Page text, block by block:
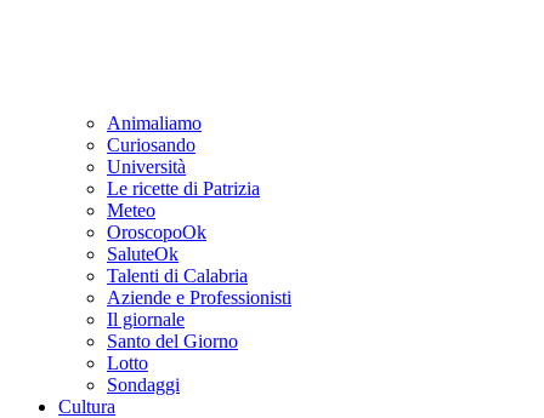
Animaliamo
Curiosando
Università
Le ricette di Patrizia
Meteo
OroscopoOk
SaluteOk
Talenti di Calabria
Aziende e Professionisti
Il giornale
Santo del Giorno
Lotto
Sondaggi
Cultura